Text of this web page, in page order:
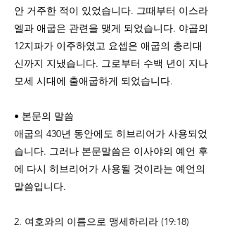
안 거주한 적이 있었습니다. 그때부터 이스라
엘과 애굽은 관련을 맺게 되었습니다. 야곱의
12지파가 이주하였고 요셉은 애굽의 총리대
신까지 지냈습니다. 그로부터 수백 년이 지나
모세 시대에 출애굽하게 되었습니다.
• 본문의 말씀
애굽의 430년 동안에도 히브리어가 사용되었
습니다. 그러나 본문말씀은 이사야의 예언 후
에 다시 히브리어가 사용될 것이라는 예언의
말씀입니다.
2. 여호와의 이름으로 맹세하리라 (19:18)